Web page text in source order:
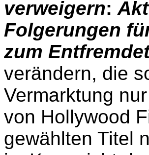
verweigern:
Folgerungen
zum
verändern, die
Vermarktung
von Hollywood
gewählten Titel